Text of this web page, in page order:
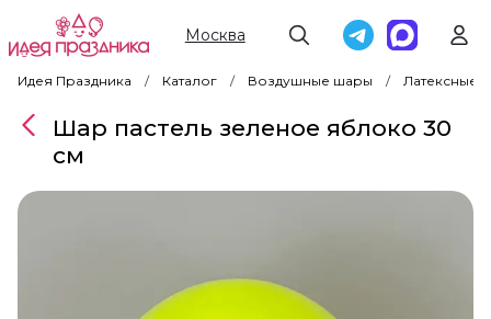
Москва
Идея Праздника Каталог Воздушные шары Латексные
Шар пастель зеленое яблоко 30
см